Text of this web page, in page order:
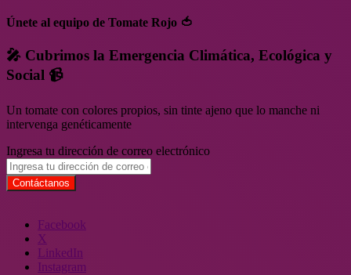
Únete al equipo de Tomate Rojo 🍅
🎤 Cubrimos la Emergencia Climática, Ecológica y
Social 📹
Un tomate con colores propios, sin tinte ajeno que lo manche ni
intervenga genéticamente
Ingresa tu dirección de correo electrónico
Facebook
X
LinkedIn
Instagram